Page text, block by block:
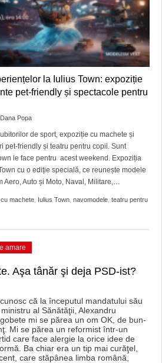
DIN TIMIŞ
la Iulius Town: expoziție
pet-friendly și spectacole pentru
Dana Popa
de sport, expoziție cu machete și
pet-friendly și teatru pentru copii. Sunt
le face pentru acest weekend. Expoziția
cu o ediție specială, ce reunește modele
Aero, Auto și Moto, Naval, Militare,…
machete Iulius Town navomodele teatru pentru
amare
Aşa tânăr şi deja PSD-ist?
că la începutul mandatului său
al Sănătăţii, Alexandru
mi se părea un om OK, de bun-
Mi se părea un reformist într-un
care face alergie la orice idee de
Ba chiar era un tip mai curăţel,
care stăpânea limba română,